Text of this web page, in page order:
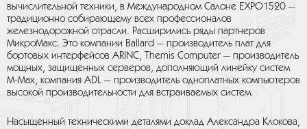
вычислительной техники, в Международном Салоне EXPO1520 —
традиционно собирающему всех профессионалов
железнодорожной отрасли. Расширились ряды партнеров
МикроМакс. Это компании Ballard — производитель плат для
бортовых интерфейсов ARINC, Themis Computer — производитель
мощных, защищенных серверов, дополняющий линейку систем
М-Мах, компания ADL — производитель одноплатных компьютеров
высокой производительности для встраиваемых систем.
Насыщенный техническими деталями доклад Александра Клокова,